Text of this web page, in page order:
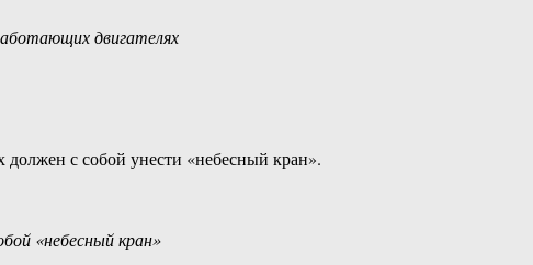
двигателях
с собой унести «небесный кран».
«небесный кран»